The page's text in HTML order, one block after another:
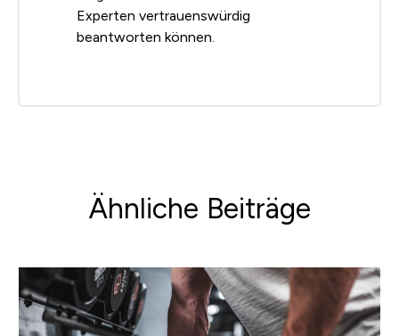
Experten vertrauenswürdig
beantworten können.
Ähnliche Beiträge